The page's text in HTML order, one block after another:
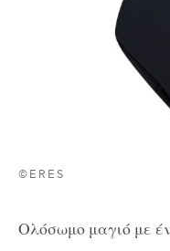
©ERES
Ολόσωμο μαγιό με